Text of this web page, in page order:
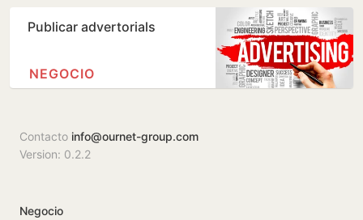
Publicar advertorials
NEGOCIO
Contacto info@ournet-group.com
Version: 0.2.2
Negocio